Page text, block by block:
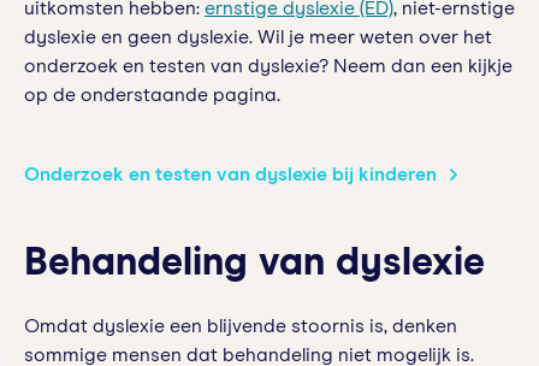
uitkomsten hebben: ernstige dyslexie (ED), niet-ernstige
dyslexie en geen dyslexie. Wil je meer weten over het
onderzoek en testen van dyslexie? Neem dan een kijkje
op de onderstaande pagina.
Onderzoek en testen van dyslexie bij kinderen
Behandeling van dyslexie
Omdat dyslexie een blijvende stoornis is, denken
sommige mensen dat behandeling niet mogelijk is.